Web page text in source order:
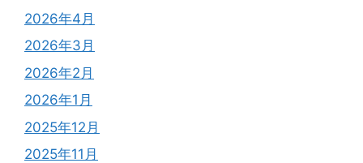
2026年4月
2026年3月
2026年2月
2026年1月
2025年12月
2025年11月